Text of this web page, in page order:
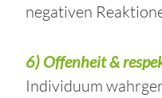
negativen
6) Offenheit &
Individuum